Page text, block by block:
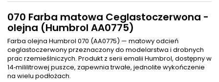
070 Farba matowa Ceglastoczerwona -
olejna (Humbrol AA0775)
Farba olejna Humbrol 070 (AA0775) — matowy odcień
ceglastoczerwony przeznaczony do modelarstwa i drobnych
prac rzemieślniczych. Produkt z serii emalii Humbrol, dostępny w
14‑mililitrowej puszce, zapewnia trwałe, jednolite wykończenie
na wielu podłożach.